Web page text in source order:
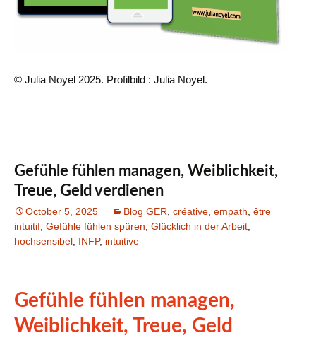
© Julia Noyel 2025. Profilbild : Julia Noyel.
Gefühle fühlen managen, Weiblichkeit,
Treue, Geld verdienen
October 5, 2025 Blog GER créative empath être
intuitif Gefühle fühlen spüren Glücklich in der Arbeit
hochsensibel INFP, intuitive
Gefühle fühlen managen,
Weiblichkeit, Treue, Geld